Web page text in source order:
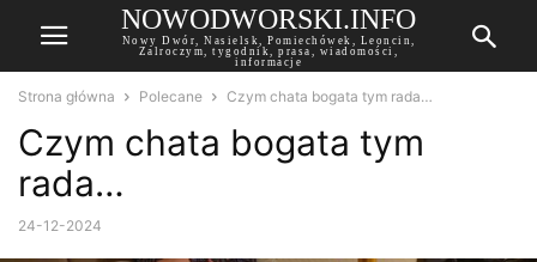
NOWODWORSKI.INFO
Nowy Dwór, Nasielsk, Pomiechówek, Leoncin,
Zalroczym, tygodnik, prasa, wiadomości,
informacje
Strona główna Polecane Czym chata bogata tym rada…
Czym chata bogata tym
rada…
24-12-2024